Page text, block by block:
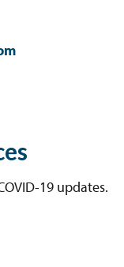
19 updates.